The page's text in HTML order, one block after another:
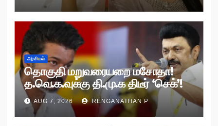
அரசியல்
தொகுதி மறுவரையறை மசோதா!
த.வெ.க.வுக்கு தி.மு.க திடீர் ‘செக்’!
AUG 7, 2026 RENGANATHAN P